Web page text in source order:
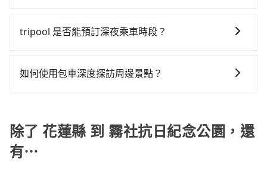
僅至少額外負擔2,770元車資，而且更會額外浪費193分
樣。另外，偶爾也會遇到明明已經預約了時間但上一位
小的風險。最後，雖然路邊隨租隨還看似方便，但實際
能事先預約且品質穩定的tripool，可能更適合你。
車，不趕時間即可選用大眾運輸。 便利性：需要便利性
選租用適合1~4歲的兒童汽車座椅或4歲以上的增高墊，
攜帶汽車座椅，不僅家中小寶貝坐的舒適習慣。
趟車的資訊，所以如果需要來回叫車，請分兩筆訂單預
不限單程或來回。
tripool 是否能預訂深夜乘車時段？
如何使用包車深度探訪周邊景點？
的節奏和時間進行遊覽。除了景點本身，還可以體驗周
邊的文化和風俗，品嚐當地的美食，與當地人交流，深
入體驗當地的生活和文化。在探訪景點時，可以積極尋
除了 花蓮縣 到 霧社抗日紀念公園，還
有⋯